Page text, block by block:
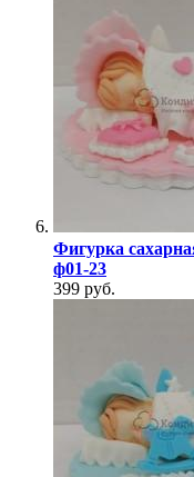
Фигурка
ф01-23
399 руб.